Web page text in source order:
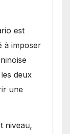
est
à imposer
deux
une
niveau,